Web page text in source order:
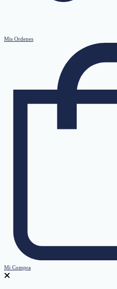
Mis Ordenes
Mi Compra